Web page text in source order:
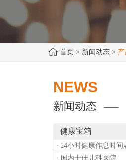
首页 > 新闻动态 > 产
NEWS
新闻动态
健康宝箱
· 24小时健康作息时间
· 国内十佳儿科医院